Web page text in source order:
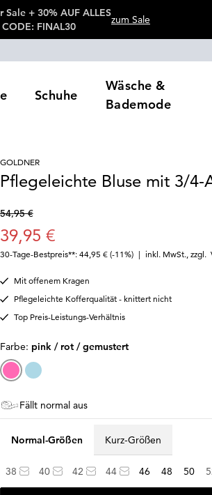
Sale + 30% AUF ALLES
CODE: FINAL30
zum Sale
Schuhe
Wäsche &
Bademode
GOLDNER
Pflegeleichte Bluse mit 3/4-
54,95 €
39,95 €
30-Tage-Bestpreis**: 44,95 € (-11%) | inkl. MwSt., zzgl.
Mit offenem Kragen
Pflegeleichte Kofferqualität - knittert nicht
Top Preis-Leistungs-Verhältnis
Farbe: pink / rot / gemustert
Fällt normal aus
Normal-Größen Kurz-Größen
38 40 42 44 46 48 50